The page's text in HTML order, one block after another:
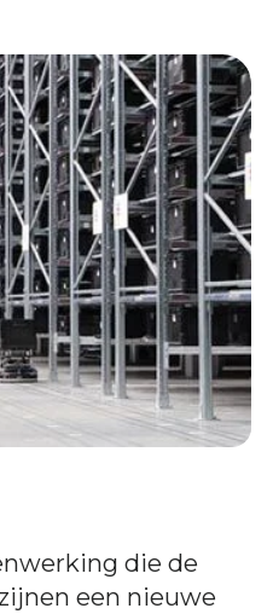
die de
een nieuwe